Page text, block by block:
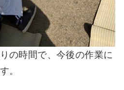
の時間で、今後の作業に
。